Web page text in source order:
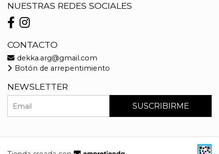
NUESTRAS REDES SOCIALES
CONTACTO
dekka.arg@gmail.com
Botón de arrepentimiento
NEWSLETTER
SUSCRIBIRME